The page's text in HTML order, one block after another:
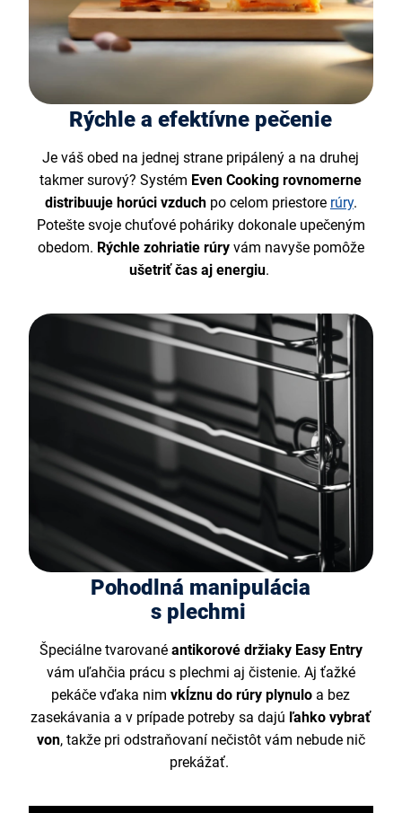
Rýchle a efektívne pečenie
Je váš obed na jednej strane pripálený a na druhej
takmer surový? Systém Even Cooking rovnomerne
distribuuje horúci vzduch po celom priestore rúry.
Potešte svoje chuťové poháriky dokonale upečeným
obedom. Rýchle zohriatie rúryvám navyše pomôže
ušetriť čas aj energiu.
Pohodlná manipulácia
s plechmi
Špeciálne tvarované antikorové držiaky Easy Entry
vám uľahčia prácu s plechmi aj čistenie. Aj ťažké
pekáče vďaka nimvkĺznu do rúry plynulo a bez
zasekávania a v prípade potreby sa dajú ľahko vybrať
von, takže pri odstraňovaní nečistôt vám nebude nič
prekážať.